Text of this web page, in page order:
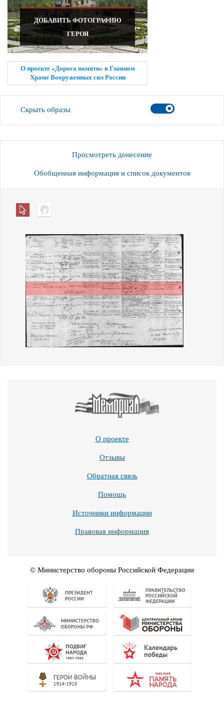
ДОБАВИТЬ ФОТОГРАФИЮ
ГЕРОЯ
О проекте «Дорога памяти» в Главном
Храме Вооруженных сил России
Скрыть образы
Просмотреть донесение
Обобщенная информация и список документов
О проекте
Отзывы
Обратная связь
Помощь
Источники информации
Правовая информация
© Министерство обороны Российской Федерации